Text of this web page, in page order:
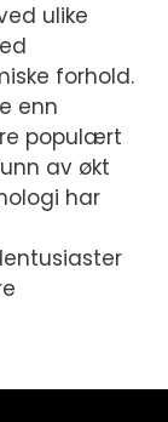
ulike
forhold.
enn
populært
av økt
har